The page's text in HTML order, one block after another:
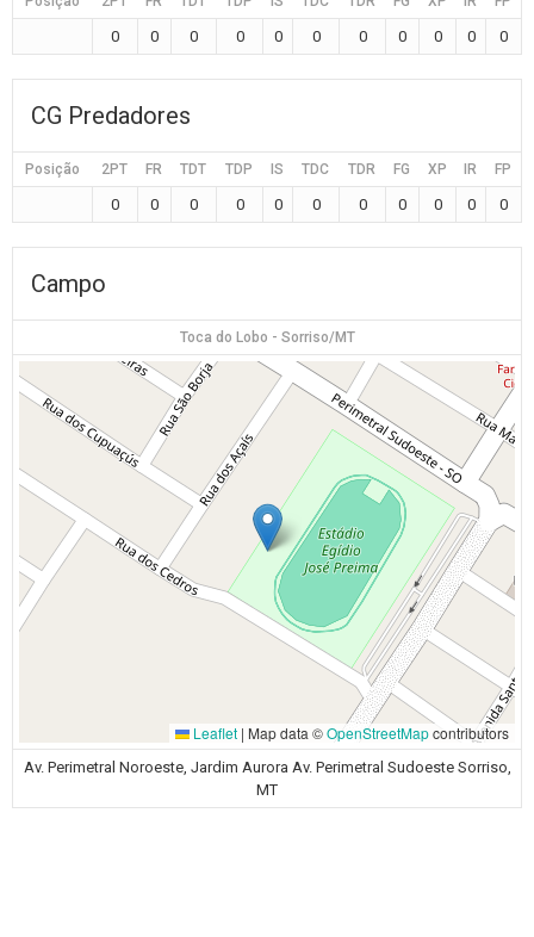
0 0 0 0 0 0 0 0 0 0 0
CG Predadores
Posição 2PT FR TDT TDP IS TDC TDR FG XP IR FP
0 0 0 0 0 0 0 0 0 0 0
Campo
Toca do Lobo - Sorriso/MT
Leaflet | Map data ©OpenStreetMapcontributors
Av. Perimetral Noroeste, Jardim Aurora Av. Perimetral Sudoeste Sorriso,
MT